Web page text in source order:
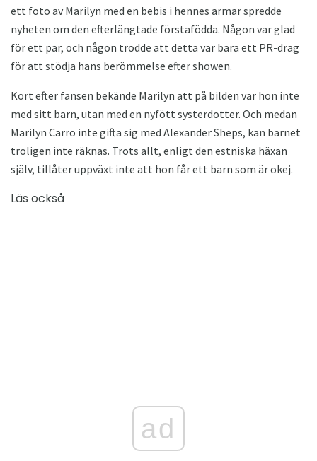
ett foto av Marilyn med en bebis i hennes armar spredde
nyheten om den efterlängtade förstafödda. Någon var glad
för ett par, och någon trodde att detta var bara ett PR-drag
för att stödja hans berömmelse efter showen.
Kort efter fansen bekände Marilyn att på bilden var hon inte
med sitt barn, utan med en nyfött systerdotter. Och medan
Marilyn Carro inte gifta sig med Alexander Sheps, kan barnet
troligen inte räknas. Trots allt, enligt den estniska häxan
själv, tillåter uppväxt inte att hon får ett barn som är okej.
Läs också
ad